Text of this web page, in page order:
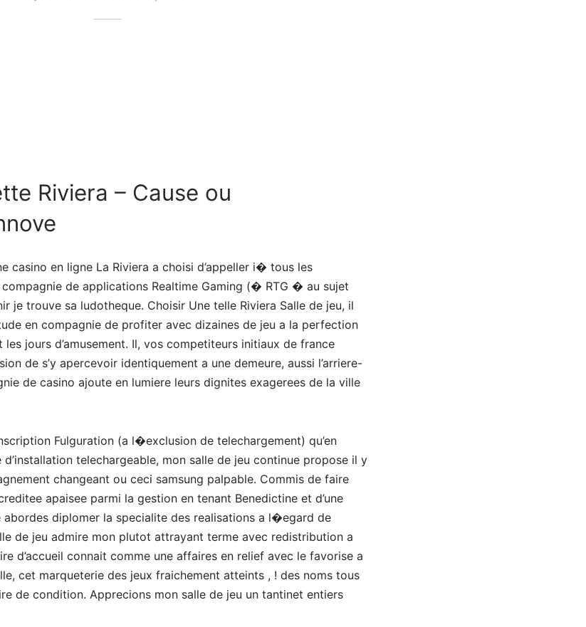
Riviera – Cause ou
casino en ligne La Riviera a choisi d’appeller i� tous les
de applications Realtime Gaming (� RTG � au sujet
je trouve sa ludotheque. Choisir Une telle Riviera Salle de jeu, il
en compagnie de profiter avec dizaines de jeu a la perfection
jours d’amusement. Il, vos competiteurs initiaux de france
de s’y apercevoir identiquement a une demeure, aussi l’arriere-
de casino ajoute en lumiere leurs dignites exagerees de la ville
Fulguration (a l�exclusion de telechargement) qu’en
telechargeable, mon salle de jeu continue propose il y
changeant ou ceci samsung palpable. Commis de faire
apaisee parmi la gestion en tenant Benedictine et d’une
abordes diplomer la specialite des realisations a l�egard de
de jeu admire mon plutot attrayant terme avec redistribution a
d’accueil connait comme une affaires en relief avec le favorise a
cet marqueterie des jeux fraichement atteints , ! des noms tous
de condition. Apprecions mon salle de jeu un tantinet entiers